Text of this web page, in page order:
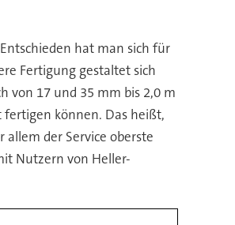
hat man sich für
Fertigung gestaltet sich
von 17 und 35 mm bis 2,0 m
fertigen können. Das heißt,
der Service oberste
Nutzern von Heller-